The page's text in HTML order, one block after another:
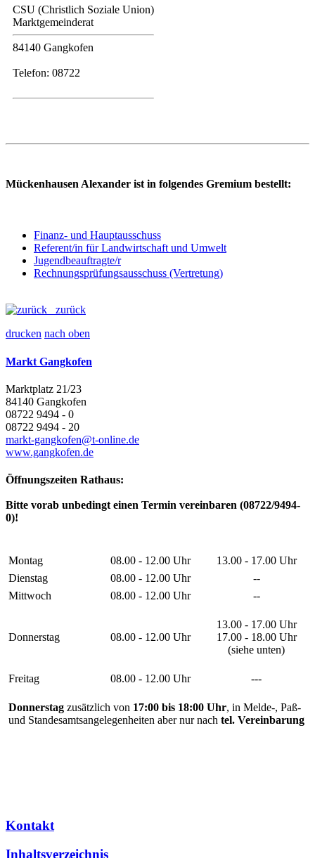
CSU (Christlich Soziale Union)
Marktgemeinderat
84140 Gangkofen
Telefon: 08722
Mückenhausen Alexander ist in folgendes Gremium bestellt:
Finanz- und Hauptausschuss
Referent/in für Landwirtschaft und Umwelt
Jugendbeauftragte/r
Rechnungsprüfungsausschuss (Vertretung)
zurück
drucken nach oben
Markt Gangkofen
Marktplatz 21/23
84140 Gangkofen
08722 9494 - 0
08722 9494 - 20
markt-gangkofen@t-online.de
www.gangkofen.de
Öffnungszeiten Rathaus:
Bitte vorab unbedingt einen Termin vereinbaren (08722/9494-
0)!
Montag 08.00 - 12.00 Uhr
13.00 - 17.00 Uhr
Dienstag
08.00 - 12.00 Uhr
--
Mittwoch
08.00 - 12.00 Uhr --
Donnerstag 08.00 - 12.00 Uhr
13.00 - 17.00 Uhr
17.00 - 18.00 Uhr
(siehe unten)
Freitag 08.00 - 12.00 Uhr ---
Donnerstag zusätzlich von 17:00 bis 18:00 Uhr, in Melde-, Paß-
und Standesamtsangelegenheiten aber nur nach tel. Vereinbarung
Kontakt
Inhaltsverzeichnis